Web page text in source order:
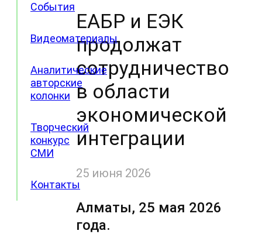
События
Видеоматериалы
Аналитические
авторские
колонки
Творческий
конкурс
СМИ
Контакты
ЕАБР и ЕЭК
продолжат
сотрудничество
в области
экономической
интеграции
25 июня 2026
Алматы, 25 мая 2026
года.